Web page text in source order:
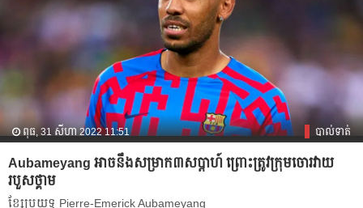
ពុធ, 31 សីហា 2022 11:51 បាល់ទាត់
Aubameyang ​អាច​នឹង​សម្រាក​៣សប្ដាហ៍​ ព្រោះ​ត្រូវ​ក្រុម​ចោរ​វាយ​
របួស​​ថ្គាម​
ខ្សែប្រយុទ្ធ​ Pierre-Emerick Aubameyang